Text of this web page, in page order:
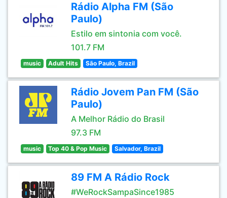
Rádio Alpha FM (São
Paulo)
Estilo em sintonia com você.
101.7 FM
music Adult Hits São Paulo, Brazil
Rádio Jovem Pan FM (São
Paulo)
A Melhor Rádio do Brasil
97.3 FM
music Top 40 & Pop Music Salvador, Brazil
89 FM A Rádio Rock
#WeRockSampaSince1985